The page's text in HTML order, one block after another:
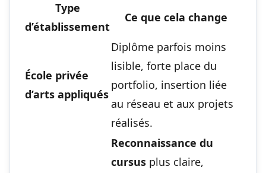
Type
d’établissement
Ce que cela change
École privée
d’arts appliqués
Diplôme parfois moins
lisible, forte place du
portfolio, insertion liée
au réseau et aux projets
réalisés.
Reconnaissance du
cursus plus claire,